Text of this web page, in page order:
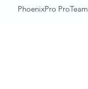
PhoenixPro ProTeam